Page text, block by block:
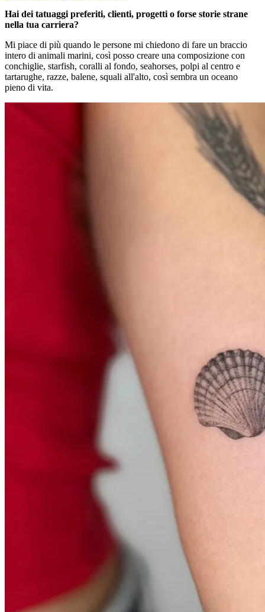
Hai dei tatuaggi preferiti, clienti, progetti o forse storie strane
nella tua carriera?
Mi piace di più quando le persone mi chiedono di fare un braccio
intero di animali marini, così posso creare una composizione con
conchiglie, starfish, coralli al fondo, seahorses, polpi al centro e
tartarughe, razze, balene, squali all'alto, così sembra un oceano
pieno di vita.